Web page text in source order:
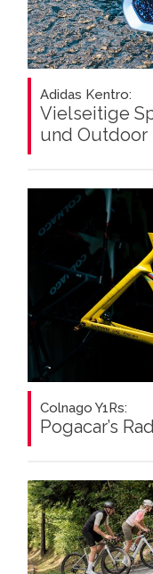
Adidas Kentro:
Vielseitige
und Outdoor
Colnago Y1Rs:
Pogacar’s